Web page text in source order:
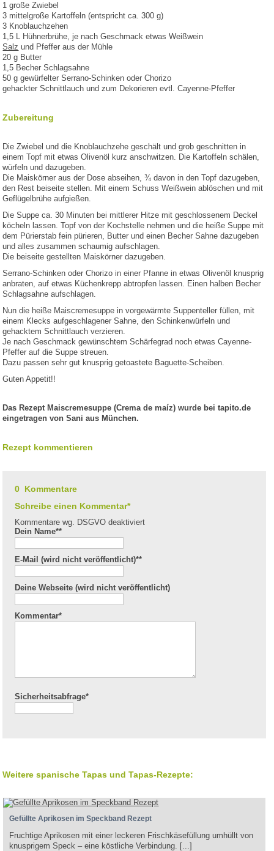
1 große Zwiebel
3 mittelgroße Kartoffeln (entspricht ca. 300 g)
3 Knoblauchzehen
1,5 L Hühnerbrühe, je nach Geschmack etwas Weißwein
Salz und Pfeffer aus der Mühle
20 g Butter
1,5 Becher Schlagsahne
50 g gewürfelter Serrano-Schinken oder Chorizo
gehackter Schnittlauch und zum Dekorieren evtl. Cayenne-Pfeffer
Zubereitung
Die Zwiebel und die Knoblauchzehe geschält und grob geschnitten in
einem Topf mit etwas Olivenöl kurz anschwitzen. Die Kartoffeln schälen,
würfeln und dazugeben.
Die Maiskörner aus der Dose abseihen, ¾ davon in den Topf dazugeben,
den Rest beiseite stellen. Mit einem Schuss Weißwein ablöschen und mit
Geflügelbrühe aufgießen.
Die Suppe ca. 30 Minuten bei mittlerer Hitze mit geschlossenem Deckel
köcheln lassen. Topf von der Kochstelle nehmen und die heiße Suppe mit
dem Pürierstab fein pürieren, Butter und einen Becher Sahne dazugeben
und alles zusammen schaumig aufschlagen.
Die beiseite gestellten Maiskörner dazugeben.
Serrano-Schinken oder Chorizo in einer Pfanne in etwas Olivenöl knusprig
anbraten, auf etwas Küchenkrepp abtropfen lassen. Einen halben Becher
Schlagsahne aufschlagen.
Nun die heiße Maiscremesuppe in vorgewärmte Suppenteller füllen, mit
einem Klecks aufgeschlagener Sahne, den Schinkenwürfeln und
gehacktem Schnittlauch verzieren.
Je nach Geschmack gewünschtem Schärfegrad noch etwas Cayenne-
Pfeffer auf die Suppe streuen.
Dazu passen sehr gut knusprig getoastete Baguette-Scheiben.
Guten Appetit!!
Das Rezept Maiscremesuppe (Crema de maíz) wurde bei tapito.de
eingetragen von Sani aus München.
Rezept kommentieren
0 Kommentare
Schreibe einen Kommentar*
Kommentare wg. DSGVO deaktiviert
Dein Name**
E-Mail (wird nicht veröffentlicht)**
Deine Webseite (wird nicht veröffentlicht)
Kommentar*
Sicherheitsabfrage*
Weitere spanische Tapas und Tapas-Rezepte:
Gefüllte Aprikosen im Speckband Rezept
Fruchtige Aprikosen mit einer leckeren Frischkäsefüllung umhüllt von
knusprigem Speck – eine köstliche Verbindung. [...]